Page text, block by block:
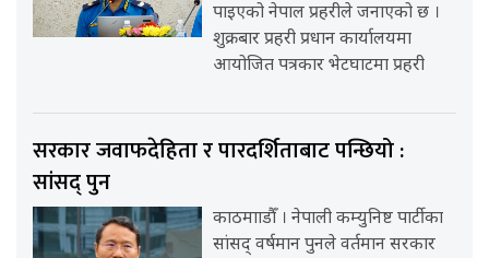
पाइएको नेपाल प्रहरीले जनाएको छ ।
शुक्रबार प्रहरी प्रधान कार्यालयमा
आयोजित पत्रकार भेटघाटमा प्रहरी
सरकार जवाफदेहिता र पारदर्शिताबाट पन्छियो :
सांसद् पुन
काठमााडौँ । नेपाली कम्युनिष्ट पार्टीका
सांसद् वर्षमान पुनले वर्तमान सरकार